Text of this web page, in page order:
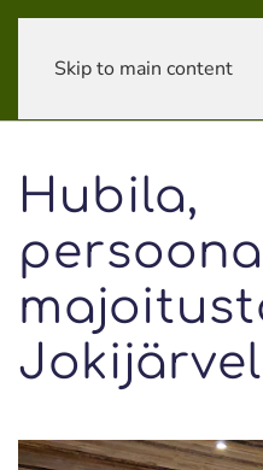
Skip to main content
Hubila,